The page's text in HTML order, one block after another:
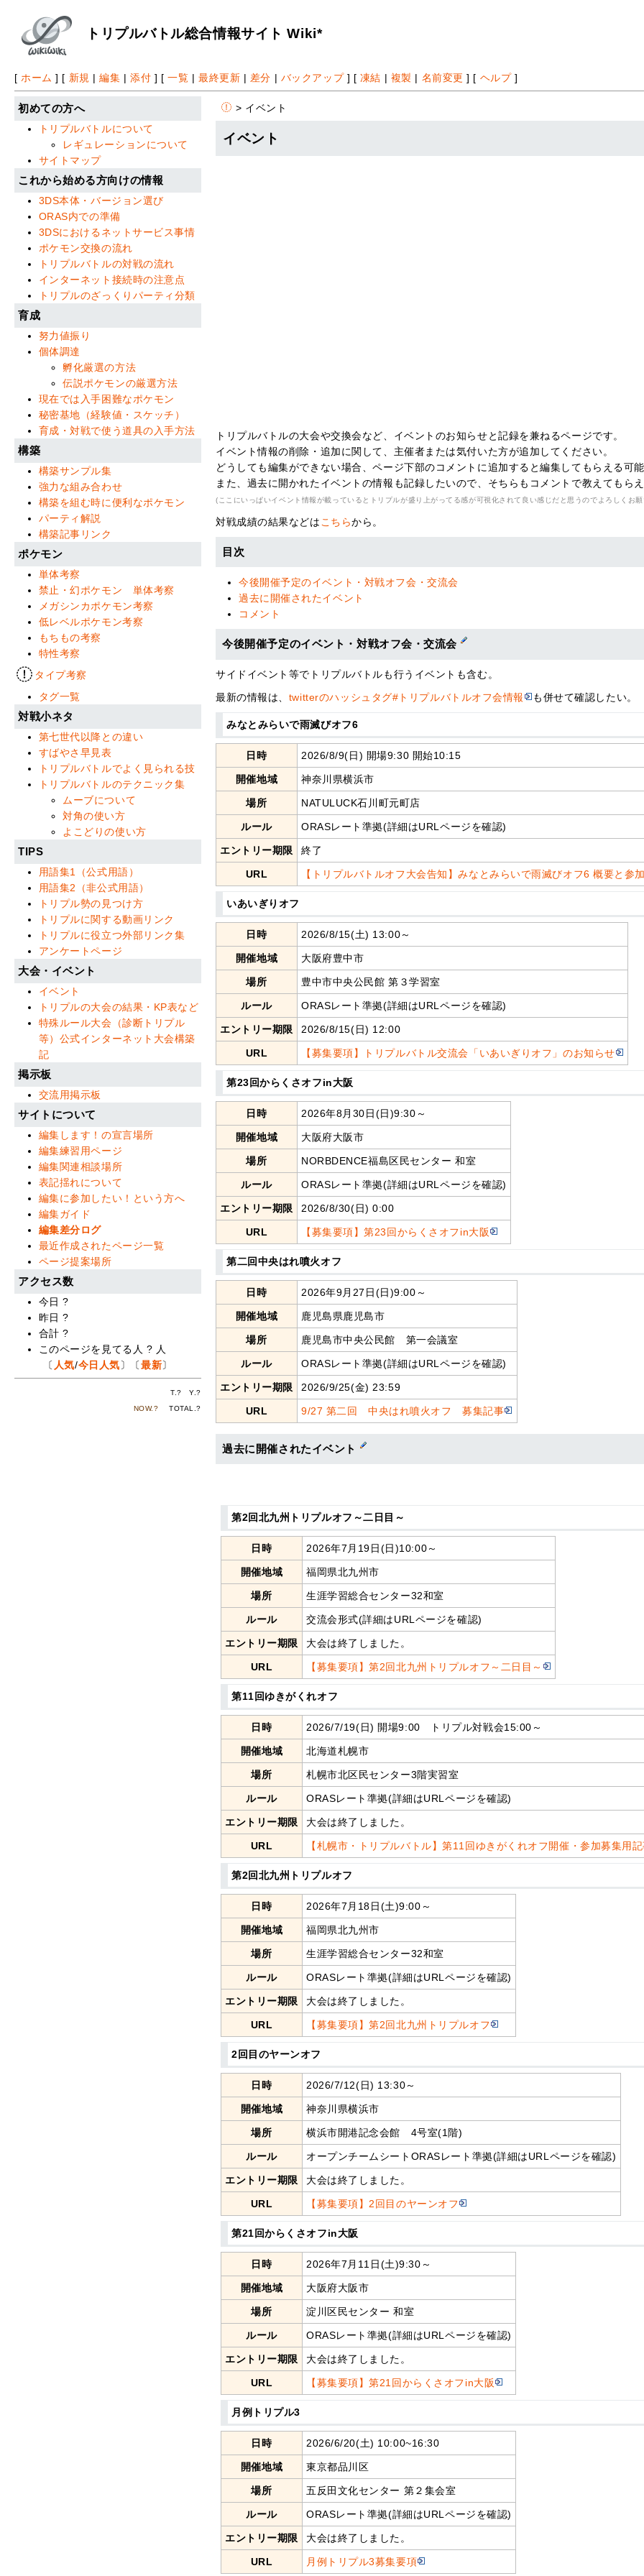
トリプルバトル総合情報サイト Wiki*
[ホーム ] [ 新規 |編集 |添付 ] [一覧 | 最終更新 | 差分 | バックアップ] [ 凍結 | 複製 | 名前変更 ] [ ヘルプ]
> イベント
イベント
トリプルバトルの大会や交換会など、イベントのお知らせと記録を兼ねるページです。
イベント情報の削除・追加に関して、主催者または気付いた方が追加してください。
どうしても編集ができない場合、ページ下部のコメントに追加すると編集してもらえる可
また、過去に開かれたイベントの情報も記録したいので、そちらもコメントで教えてもら
(ここにいっぱいイベント情報が載っているとトリプルが盛り上がってる感が可視化されて良い感じだと思うのでよろしくお
対戦成績の結果などは こちらから。
目次
今後開催予定のイベント・対戦オフ会・交流会
過去に開催されたイベント
コメント
今後開催予定のイベント・対戦オフ会・交流会
サイドイベント等でトリプルバトルも行うイベントも含む。
最新の情報は、 twitterのハッシュタグ#トリプルバトルオフ会情報 も併せて確認したい。
みなとみらいで雨滅びオフ6
日時 2026/8/9(日) 開場9:30 開始10:15
開催地域 神奈川県横浜市
場所 NATULUCK石川町元町店
ルール ORASレート準拠(詳細はURLページを確認)
エントリー期限 終了
URL 【トリプルバトルオフ大会告知】みなとみらいで雨滅びオフ6 概要と参
いあいぎりオフ
日時 2026/8/15(土) 13:00～
開催地域 大阪府豊中市
場所 豊中市中央公民館 第３学習室
ルール ORASレート準拠(詳細はURLページを確認)
エントリー期限 2026/8/15(日) 12:00
URL 【募集要項】トリプルバトル交流会「いあいぎりオフ」のお知らせ
第23回からくさオフin大阪
日時 2026年8月30日(日)9:30～
開催地域 大阪府大阪市
場所 NORBDENCE福島区民センター 和室
ルール ORASレート準拠(詳細はURLページを確認)
エントリー期限 2026/8/30(日) 0:00
URL 【募集要項】第23回からくさオフin大阪
第二回中央はれ噴火オフ
日時 2026年9月27日(日)9:00～
開催地域 鹿児島県鹿児島市
場所 鹿児島市中央公民館 第一会議室
ルール ORASレート準拠(詳細はURLページを確認)
エントリー期限 2026/9/25(金) 23:59
URL 9/27 第二回 中央はれ噴火オフ 募集記事
過去に開催されたイベント
第2回北九州トリプルオフ～二日目～
日時 2026年7月19日(日)10:00～
開催地域 福岡県北九州市
場所 生涯学習総合センター32和室
ルール 交流会形式(詳細はURLページを確認)
エントリー期限 大会は終了しました。
URL 【募集要項】第2回北九州トリプルオフ～二日目～
第11回ゆきがくれオフ
日時 2026/7/19(日) 開場9:00 トリプル対戦会15:00～
開催地域 北海道札幌市
場所 札幌市北区民センター3階実習室
ルール ORASレート準拠(詳細はURLページを確認)
エントリー期限 大会は終了しました。
URL 【札幌市・トリプルバトル】第11回ゆきがくれオフ開催・参加募集用
第2回北九州トリプルオフ
日時 2026年7月18日(土)9:00～
開催地域 福岡県北九州市
場所 生涯学習総合センター32和室
ルール ORASレート準拠(詳細はURLページを確認)
エントリー期限 大会は終了しました。
URL 【募集要項】第2回北九州トリプルオフ
2回目のヤーンオフ
日時 2026/7/12(日) 13:30～
開催地域 神奈川県横浜市
場所 横浜市開港記念会館 4号室(1階)
ルール オープンチームシートORASレート準拠(詳細はURLページを確認)
エントリー期限 大会は終了しました。
URL 【募集要項】2回目のヤーンオフ
第21回からくさオフin大阪
日時 2026年7月11日(土)9:30～
開催地域 大阪府大阪市
場所 淀川区民センター 和室
ルール ORASレート準拠(詳細はURLページを確認)
エントリー期限 大会は終了しました。
URL 【募集要項】第21回からくさオフin大阪
月例トリプル3
日時 2026/6/20(土) 10:00~16:30
開催地域 東京都品川区
場所 五反田文化センター 第２集会室
ルール ORASレート準拠(詳細はURLページを確認)
エントリー期限 大会は終了しました。
URL 月例トリプル3募集要項
初めての方へ
トリプルバトルについて
レギュレーションについて
サイトマップ
これから始める方向けの情報
3DS本体・バージョン選び
ORAS内での準備
3DSにおけるネットサービス事情
ポケモン交換の流れ
トリプルバトルの対戦の流れ
インターネット接続時の注意点
トリプルのざっくりパーティ分類
育成
努力値振り
個体調達
孵化厳選の方法
伝説ポケモンの厳選方法
現在では入手困難なポケモン
秘密基地（経験値・スケッチ）
育成・対戦で使う道具の入手方法
構築
構築サンプル集
強力な組み合わせ
構築を組む時に便利なポケモン
パーティ解説
構築記事リンク
ポケモン
単体考察
禁止・幻ポケモン 単体考察
メガシンカポケモン考察
低レベルポケモン考察
もちもの考察
特性考察
タイプ考察
タグ一覧
対戦小ネタ
第七世代以降との違い
すばやさ早見表
トリプルバトルでよく見られる技
トリプルバトルのテクニック集
ムーブについて
対角の使い方
よこどりの使い方
TIPS
用語集1（公式用語）
用語集2（非公式用語）
トリプル勢の見つけ方
トリプルに関する動画リンク
トリプルに役立つ外部リンク集
アンケートページ
大会・イベント
イベント
トリプルの大会の結果・KP表など
特殊ルール大会（診断トリプル
等）公式インターネット大会構築
記
掲示板
交流用掲示板
サイトについて
編集します！の宣言場所
編集練習用ページ
編集関連相談場所
表記揺れについて
編集に参加したい！という方へ
編集ガイド
編集差分ログ
最近作成されたページ一覧
ページ提案場所
アクセス数
今日?
昨日?
合計?
このページを見てる人 ? 人
〔 人気/今日人気〕〔最新〕
T.? Y.?
NOW.? TOTAL.?